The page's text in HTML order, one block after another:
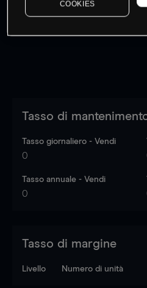
dati di mercato
to
Tasso di
Tasso giornaliero - Vendi
0
Tasso annuale - Vendi
0
Tasso di margine
Livello Numero di unità
COOKIES